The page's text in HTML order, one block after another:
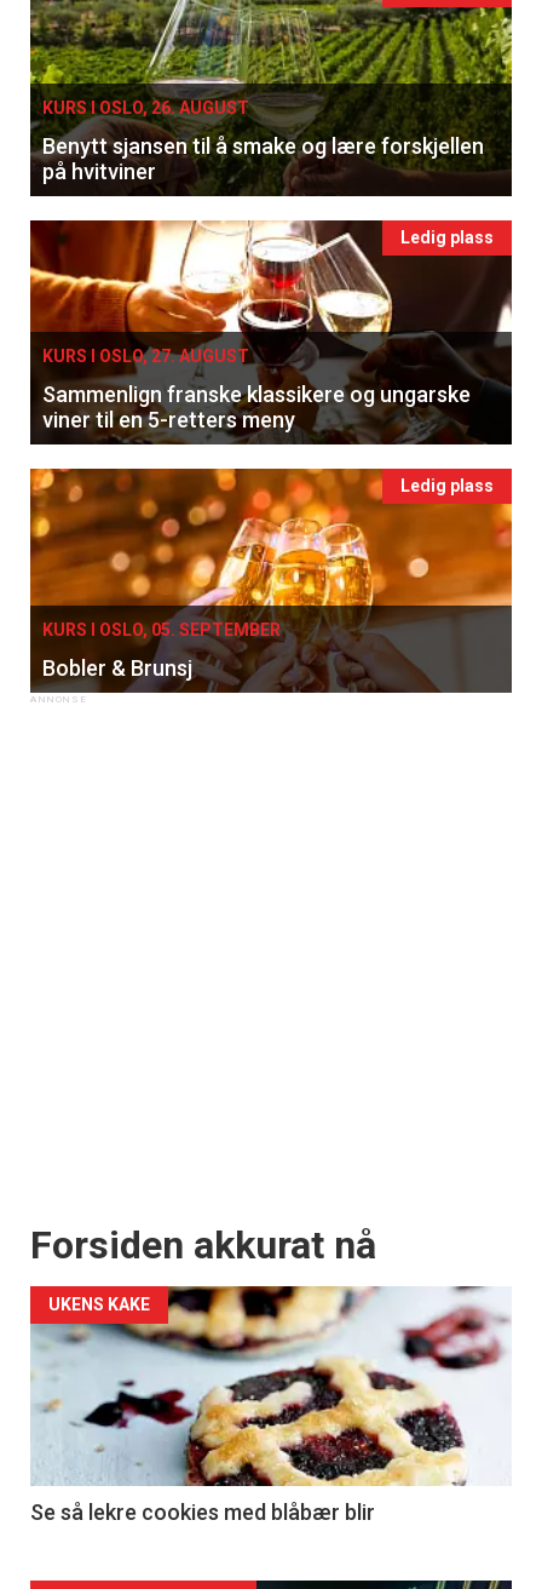
KURS I OSLO, 26. AUGUST
Benytt sjansen til å smake og lære forskjellen
på hvitviner
Ledig plass
KURS I OSLO, 27. AUGUST
Sammenlign franske klassikere og ungarske
viner til en 5-retters meny
Ledig plass
KURS I OSLO, 05. SEPTEMBER
Bobler & Brunsj
Forsiden akkurat nå
UKENS KAKE
Se så lekre cookies med blåbær blir